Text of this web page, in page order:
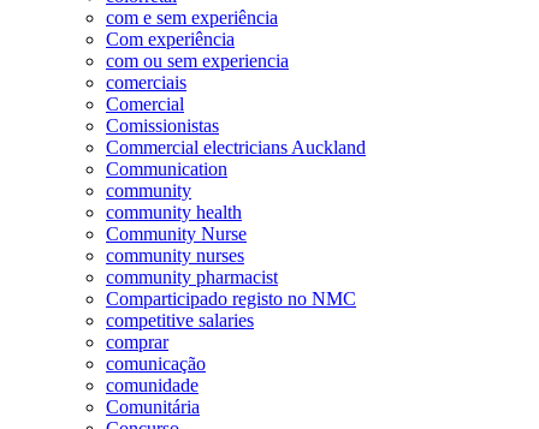
com e sem experiência
Com experiência
com ou sem experiencia
comerciais
Comercial
Comissionistas
Commercial electricians Auckland
Communication
community
community health
Community Nurse
community nurses
community pharmacist
Comparticipado registo no NMC
competitive salaries
comprar
comunicação
comunidade
Comunitária